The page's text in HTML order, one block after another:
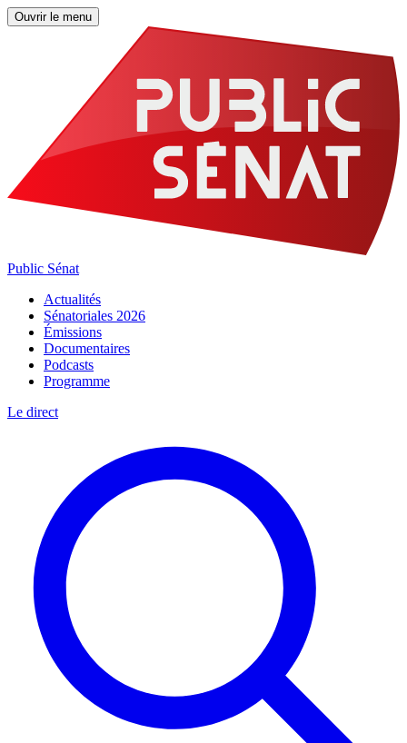
Ouvrir le menu
Public Sénat
Actualités
Sénatoriales 2026
Émissions
Documentaires
Podcasts
Programme
Le direct